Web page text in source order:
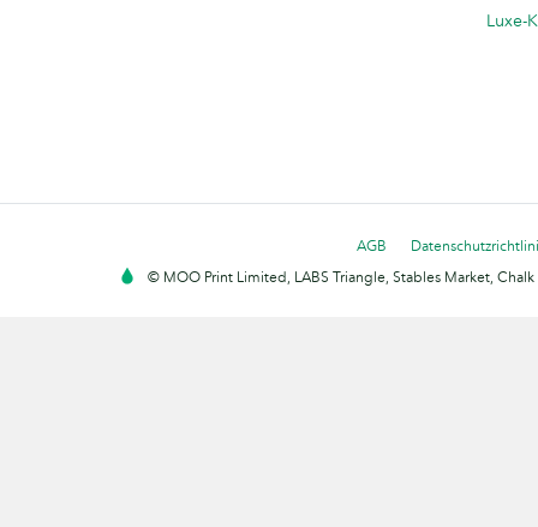
Luxe-
AGB
© MOO Print Limited, LABS Triangle, Stables Market,